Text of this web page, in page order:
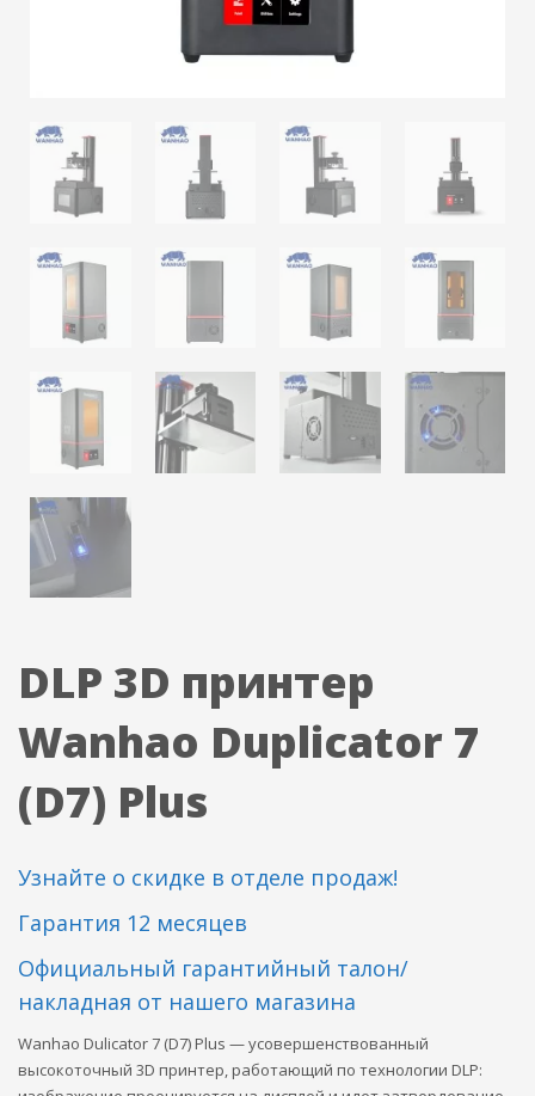
DLP 3D принтер
Wanhao Duplicator 7
(D7) Plus
Узнайте о скидке в отделе продаж!
Гарантия 12 месяцев
Официальный гарантийный талон/
накладная от нашего магазина
Wanhao Dulicator 7 (D7) Plus — усовершенствованный
высокоточный 3D принтер, работающий по технологии DLP: